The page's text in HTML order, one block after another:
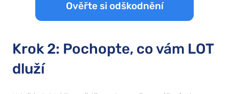
Ověřte si odškodnění
Krok 2: Pochopte, co vám LOT
dluží